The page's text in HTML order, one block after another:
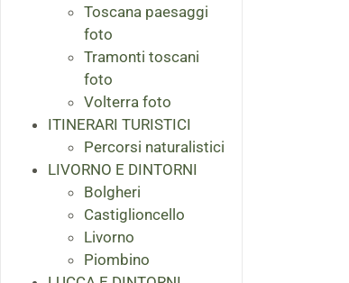
Toscana paesaggi
foto
Tramonti toscani
foto
Volterra foto
ITINERARI TURISTICI
Percorsi naturalistici
LIVORNO E DINTORNI
Bolgheri
Castiglioncello
Livorno
Piombino